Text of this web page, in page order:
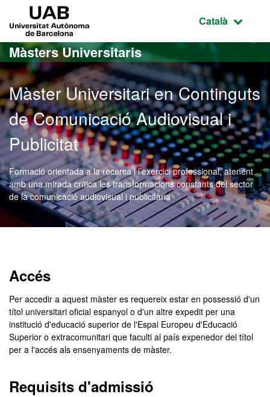
Ves al contingut principal
Ves a la navegació de la pàgina
Idioma
Català
Màsters Universitaris
Màster Universitari en Continguts
de Comunicació Audiovisual i
Publicitat
Formació orientada a la recerca i l’exercici professional, atenent
amb una mirada crítica les transformacions constants del sector
de la comunicació audiovisual i publicitària
Accés
Per accedir a aquest màster es requereix estar en possessió d'un
títol universitari oficial espanyol o d'un altre expedit per una
institució d'educació superior de l'Espai Europeu d'Educació
Superior o extracomunitari que faculti al país expenedor del títol
per a l'accés als ensenyaments de màster.
Requisits d'admissió